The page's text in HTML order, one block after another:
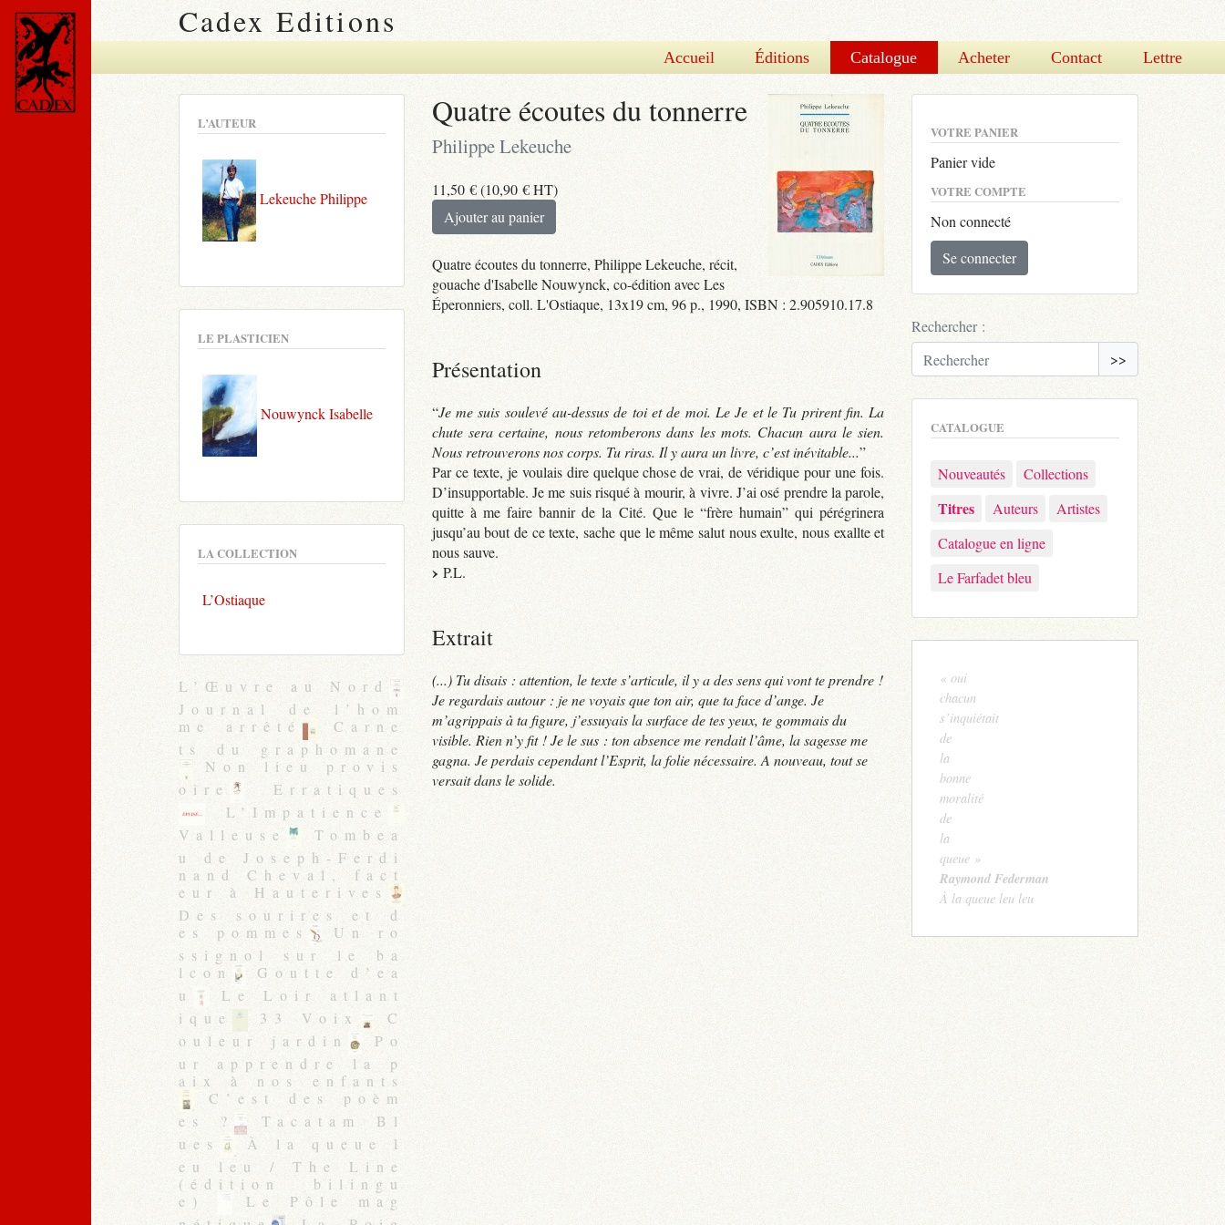
Cadex Editions
Accueil Éditions Catalogue Acheter Contact Lettre
Quatre écoutes du tonnerre
Philippe Lekeuche
11,50 €(10,90 €HT)
Ajouter au panier
Quatre écoutes du tonnerre, Philippe Lekeuche, récit,
gouache d'Isabelle Nouwynck, co-édition avec Les
Éperonniers, coll. L'Ostiaque, 13x19 cm, 96 p., 1990, ISBN : 2.905910.17.8
Présentation
“Je me suis soulevé au-dessus de toi et de moi. Le Je et le Tu prirent fin. La
chute sera certaine, nous retomberons dans les mots. Chacun aura le sien.
Nous retrouverons nos corps. Tu riras. Il y aura un livre, c’est inévitable...”
Par ce texte, je voulais dire quelque chose de vrai, de véridique pour une fois.
D’insupportable. Je me suis risqué à mourir, à vivre. J’ai osé prendre la parole,
quitte à me faire bannir de la Cité. Que le “frère humain” qui pérégrinera
jusqu’au bout de ce texte, sache que le même salut nous exulte, nous exallte et
nous sauve.
P.L.
Extrait
(...) Tu disais : attention, le texte s’articule, il y a des sens qui vont te prendre !
Je regardais autour : je ne voyais que ton air, que ta face d’ange. Je
m’agrippais à ta figure, j’essuyais la surface de tes yeux, te gommais du
visible. Rien n’y fit ! Je le sus : ton absence me rendait l’âme, la sagesse me
gagna. Je perdais cependant l’Esprit, la folie nécessaire. A nouveau, tout se
versait dans le solide.
VOTRE PANIER
Panier vide
VOTRE COMPTE
Non connecté
Se connecter
Rechercher :
>>
CATALOGUE
Nouveautés Collections
Titres Auteurs
Artistes
Catalogue en ligne
Le Farfadet bleu
« oui
chacun
s’inquiétait
de
la
bonne
moralité
de
la
queue »
Raymond Federman
À la queue leu leu
L’AUTEUR
Lekeuche Philippe
LE PLASTICIEN
Nouwynck Isabelle
LA COLLECTION
L’Ostiaque
L’Œuvre au Nord
Journal de l’hom
me arrêté
Carne
ts du graphomane
Non lieu provis
oire
Erratiques
L’Impatience
Valleuse
Tombea
u de Joseph-Ferdi
nand Cheval, fact
eur à Hauterives
Des sourires et d
es pommes
Un ro
ssignol sur le ba
lcon
Goutte d’ea
u
Le Loir atlant
ique
33 Voix
C
ouleur jardin
Po
ur apprendre la p
aix à nos enfants
C’est des poèm
es ?
Tacatam Bl
ues
À la queue l
eu leu / The Line
(édition bilingu
e)
Le Pôle mag